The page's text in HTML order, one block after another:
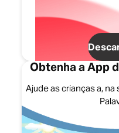
Obtenha a App
Ajude as crianças a,